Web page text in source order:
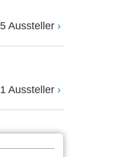
5 Aussteller
1 Aussteller